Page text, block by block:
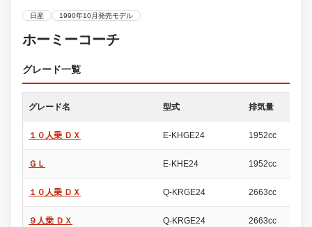
日産 1990年10月発売モデル
ホーミーコーチ
グレード一覧
グレード名 型式 排気量
１０人乗 ＤＸ E-KHGE24 1952cc
ＧＬ E-KHE24 1952cc
１０人乗 ＤＸ Q-KRGE24 2663cc
９人乗 ＤＸ Q-KRGE24 2663cc